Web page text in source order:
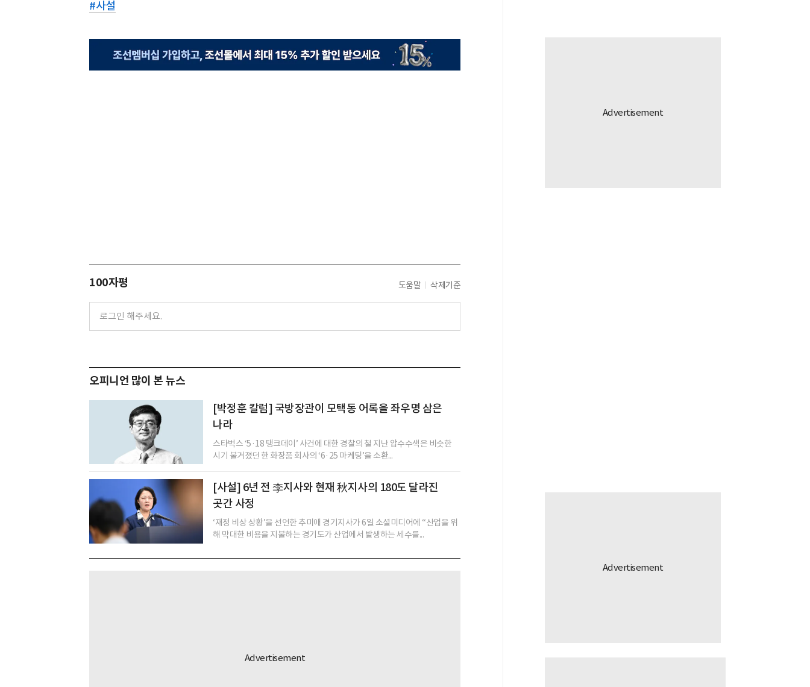
#사설
100자평 도움말 삭제기준
오피니언 많이 본 뉴스
[박정훈 칼럼] 국방장관이 모택동 어록을 좌우명 삼은
나라
스타벅스 ‘5·18 탱크데이’ 사건에 대한 경찰의 철 지난 압수수색은 비슷한
시기 불거졌던 한 화장품 회사의 ‘6·25 마케팅’을 소환...
[사설] 6년 전 李지사와 현재 秋지사의 180도 달라진
곳간 사정
‘재정 비상 상황’을 선언한 추미애 경기지사가 6일 소셜미디어에 “산업을 위
해 막대한 비용을 지불하는 경기도가 산업에서 발생하는 세수를...